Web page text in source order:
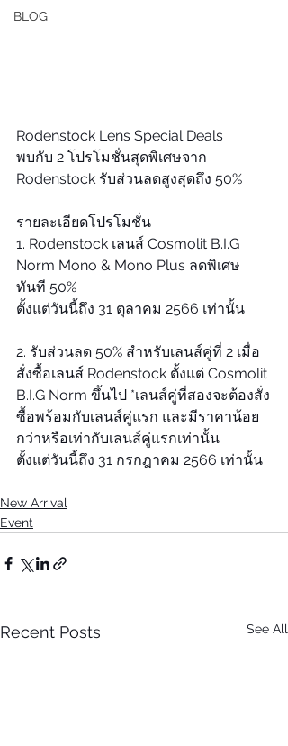
BLOG
Rodenstock Lens Special Deals
พบกับ 2 โปรโมชั่นสุดพิเศษจาก
Rodenstock รับส่วนลดสูงสุดถึง 50%
รายละเอียดโปรโมชั่น
1. Rodenstock เลนส์ Cosmolit B.I.G
Norm Mono & Mono Plus ลดพิเศษ
ทันที 50%
ตั้งแต่วันนี้ถึง 31 ตุลาคม 2566 เท่านั้น
2. รับส่วนลด 50% สำหรับเลนส์คู่ที่ 2 เมื่อ
สั่งซื้อเลนส์ Rodenstock ตั้งแต่ Cosmolit
B.I.G Norm ขึ้นไป *เลนส์คู่ที่สองจะต้องสั่ง
ซื้อพร้อมกับเลนส์คู่แรก และมีราคาน้อย
กว่าหรือเท่ากับเลนส์คู่แรกเท่านั้น
ตั้งแต่วันนี้ถึง 31 กรกฎาคม 2566 เท่านั้น
New Arrival
Event
Recent Posts See All